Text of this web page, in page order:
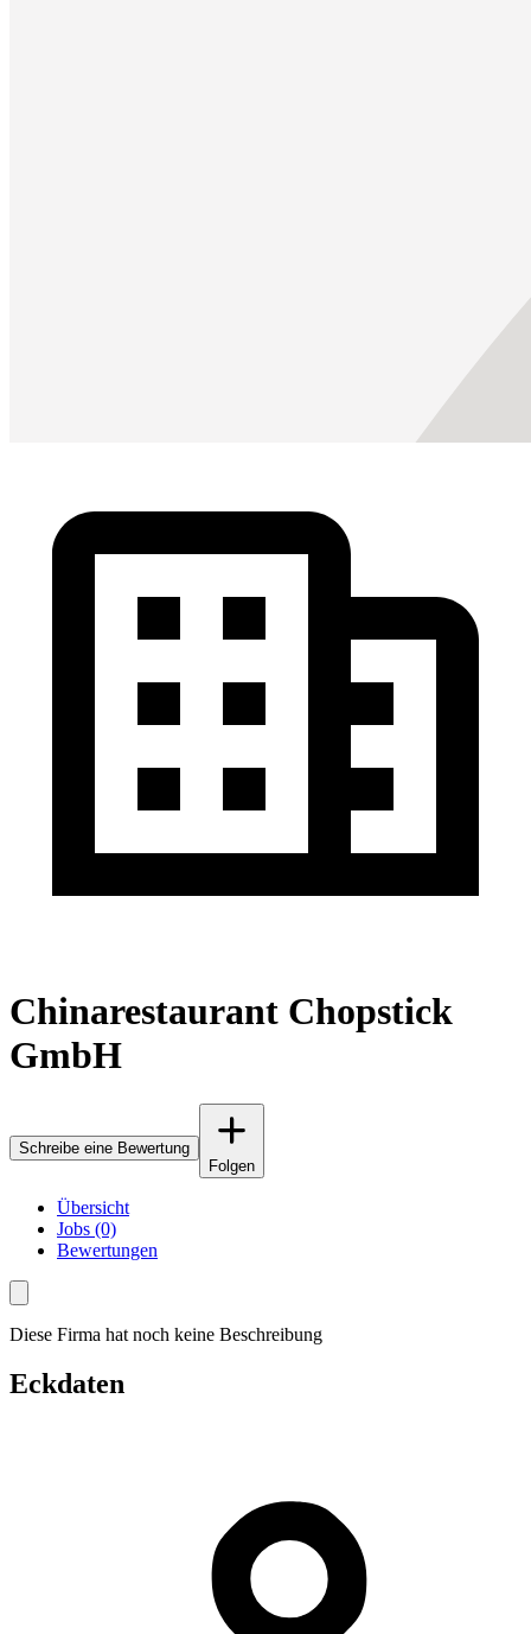
Chinarestaurant Chopstick
GmbH
Schreibe eine Bewertung
Folgen
Übersicht
Jobs (0)
Bewertungen
Diese Firma hat noch keine Beschreibung
Eckdaten